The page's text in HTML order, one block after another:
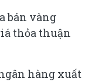
bán vàng
thỏa thuận
hàng xuất